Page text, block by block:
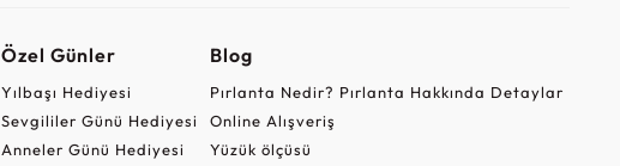
Özel Günler
Yılbaşı Hediyesi
Sevgililer Günü Hediyesi
Anneler Günü Hediyesi
Blog
Pırlanta Nedir? Pırlanta Hakkında Detaylar
Online Alışveriş
Yüzük ölçüsü